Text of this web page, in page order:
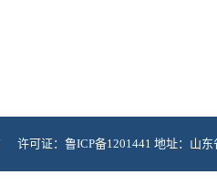
许可证：鲁ICP备1201441 地址：山